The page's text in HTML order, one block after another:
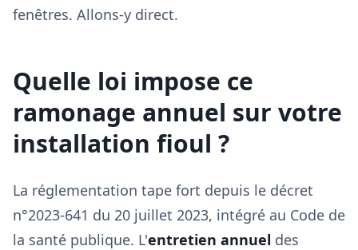
fenêtres. Allons-y direct.
Quelle loi impose ce
ramonage annuel sur votre
installation fioul ?
La réglementation tape fort depuis le décret
n°2023-641 du 20 juillet 2023, intégré au Code de
la santé publique. L'entretien annuel des